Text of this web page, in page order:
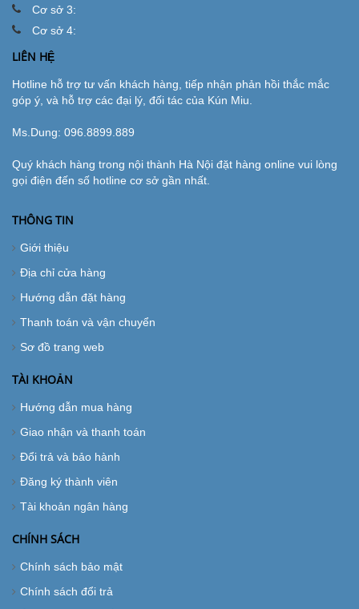
Cơ sở 3:
Cơ sở 4:
LIÊN HỆ
Hotline hỗ trợ tư vấn khách hàng, tiếp nhận phản hồi thắc mắc
góp ý, và hỗ trợ các đại lý, đối tác của Kún Miu.
Ms.Dung: 096.8899.889
Quý khách hàng trong nội thành Hà Nội đặt hàng online vui lòng
gọi điện đến số hotline cơ sở gần nhất.
THÔNG TIN
Giới thiệu
Địa chỉ cửa hàng
Hướng dẫn đặt hàng
Thanh toán và vận chuyển
Sơ đồ trang web
TÀI KHOẢN
Hướng dẫn mua hàng
Giao nhận và thanh toán
Đổi trả và bảo hành
Đăng ký thành viên
Tài khoản ngân hàng
CHÍNH SÁCH
Chính sách bảo mật
Chính sách đổi trả